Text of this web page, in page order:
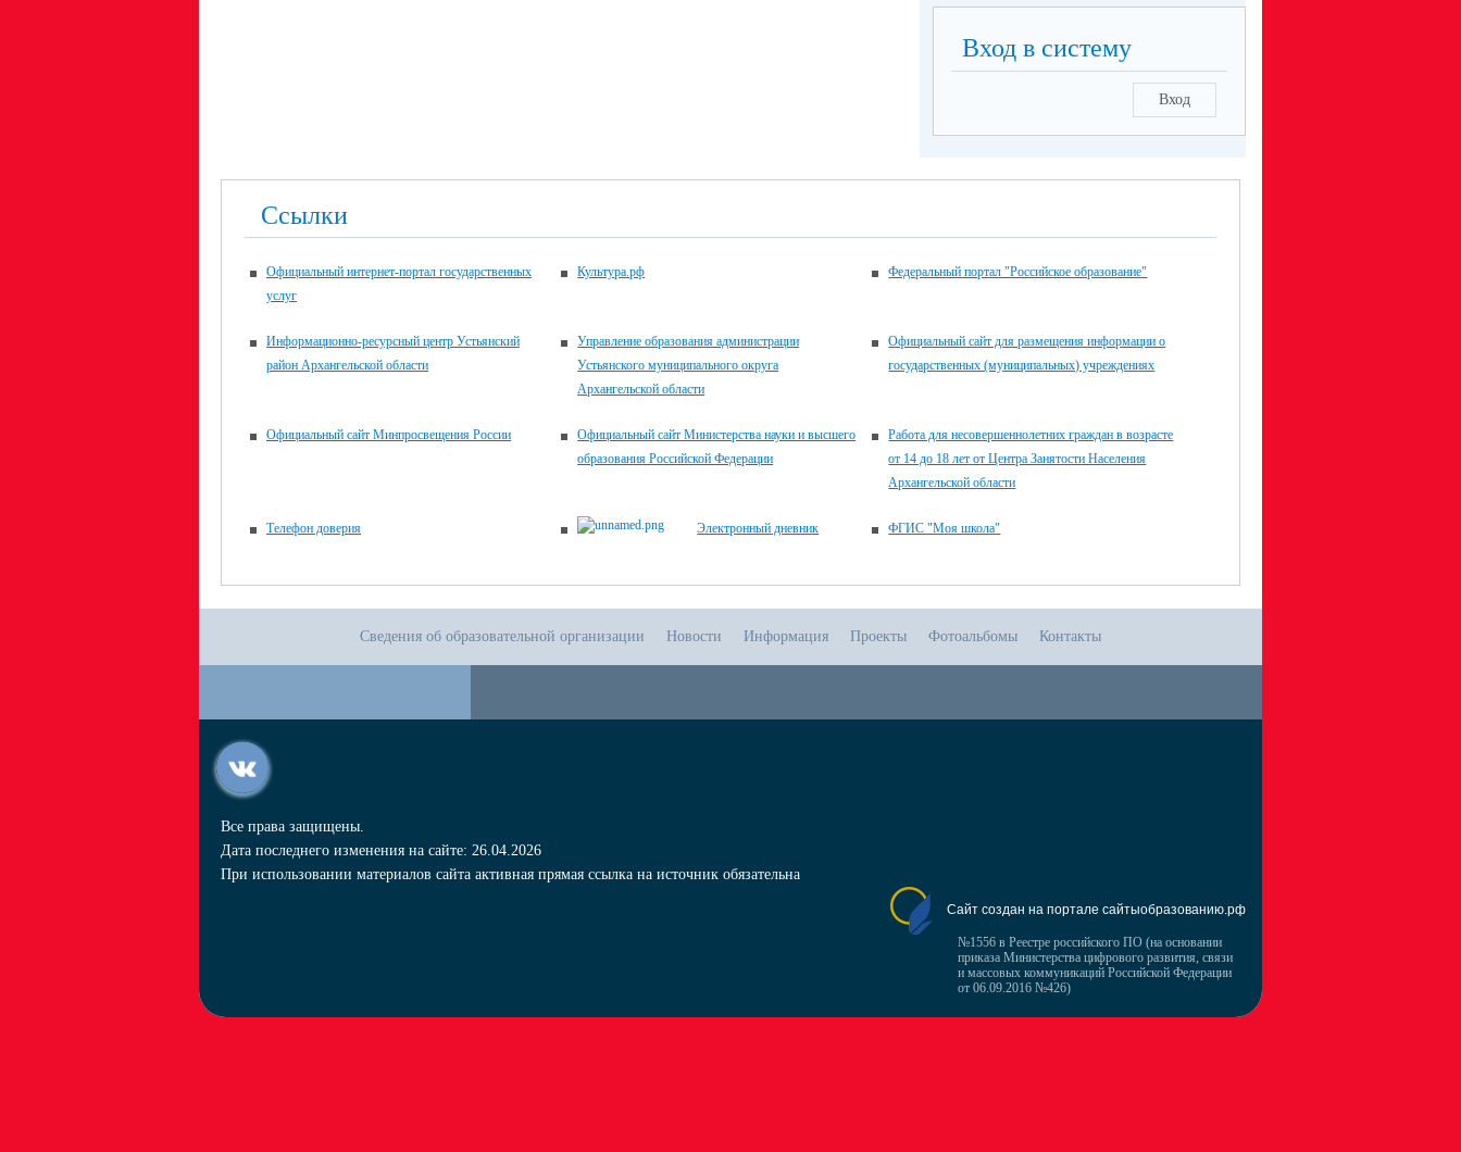
Вход в систему
Вход
Ссылки
Официальный интернет-портал государственных
услуг
Культура.рф Федеральный портал "Российское образование"
Информационно-ресурсный центр Устьянский
район Архангельской области
Управление образования администрации
Устьянского муниципального округа
Архангельской области
Официальный сайт для размещения информации о
государственных (муниципальных) учреждениях
Официальный сайт Минпросвещения России
Официальный сайт Министерства науки и высшего
образования Российской Федерации
Работа для несовершеннолетних граждан в возрасте
от 14 до 18 лет от Центра Занятости Населения
Архангельской области
Телефон доверия Электронный дневник ФГИС "Моя школа"
Сведения об образовательной организации Новости Информация Проекты Фотоальбомы Контакты
Все права защищены.
Дата последнего изменения на сайте: 26.04.2026
При использовании материалов сайта активная прямая ссылка на источник обязательна
Сайт создан на портале сайтыобразованию.рф
№1556 в Реестре российского ПО (на основании
приказа Министерства цифрового развития, связи
и массовых коммуникаций Российской Федерации
от 06.09.2016 №426)